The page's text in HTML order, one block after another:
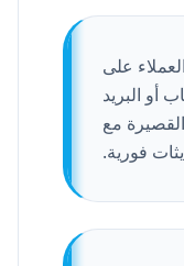
على
أو البريد
مع
فورية.